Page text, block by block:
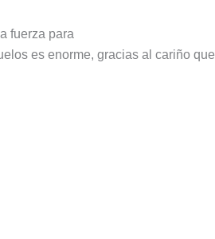
fuerza para
es enorme, gracias al cariño que